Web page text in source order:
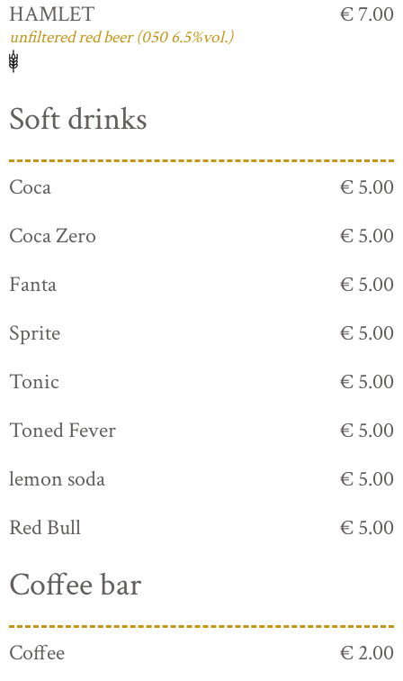
HAMLET
unfiltered red beer (050 6.5%vol.)
€ 7.00
Soft drinks
Coca
€ 5.00
Coca Zero
€ 5.00
Fanta
€ 5.00
Sprite
€ 5.00
Tonic
€ 5.00
Toned Fever
€ 5.00
lemon soda
€ 5.00
Red Bull
€ 5.00
Coffee bar
Coffee
€ 2.00